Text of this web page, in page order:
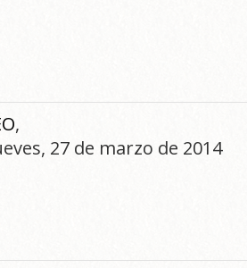
,
27 de marzo de 2014